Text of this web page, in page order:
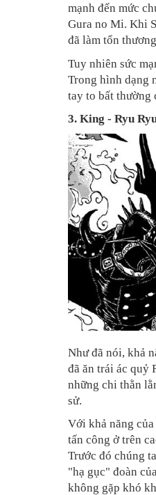
mạnh đến mức
Gura no Mi. Khi
đã làm tổn
Tuy nhiên sức
Trong hình dạng
tay to bất thường
3. King - Ryu
Như đã nói, khả
đã ăn trái ác quỷ
những chi thằn
sử.
Với khả năng
tấn công ở trên
Trước đó chúng
"hạ gục" đoàn
không gặp khó